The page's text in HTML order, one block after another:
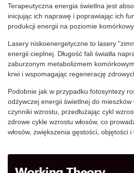
Terapeutyczna energia świetlna jest
inicjując ich naprawę i poprawiając ich
produkcji energii na poziomie
Lasery niskoenergetyczne to lasery
energii cieplnej. Długość fali światła
zaburzonym metabolizmem
krwi i wspomagając regenerację
Podobnie jak w przypadku fotosyntezy
odżywczej energii świetlnej do mieszków
czynniki wzrostu, przedłużając cykl
zdrowe cykle wzrostu włosów, co
włosów, zwiększenia gęstości, objętości i